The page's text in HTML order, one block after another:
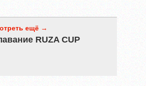
ещё →
RUZA CUP